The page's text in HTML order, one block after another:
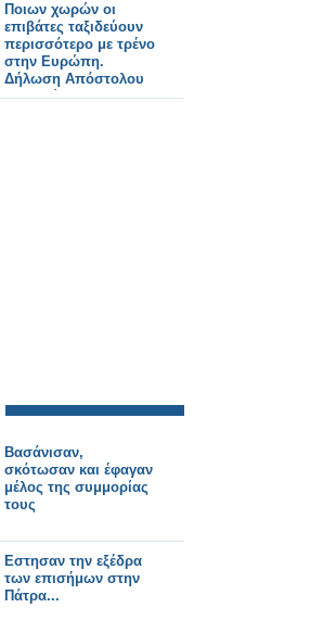
Ποιων χωρών οι
επιβάτες ταξιδεύουν
περισσότερο με τρένο
στην Ευρώπη.
Δήλωση Απόστολου
Τζιτζικώστα.
Βασάνισαν,
σκότωσαν και έφαγαν
μέλος της συμμορίας
τους
Εστησαν την εξέδρα
των επισήμων στην
Πάτρα...